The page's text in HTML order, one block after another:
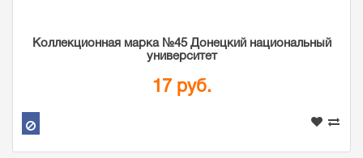
Коллекционная марка №45 Донецкий национальный
университет
17 руб.